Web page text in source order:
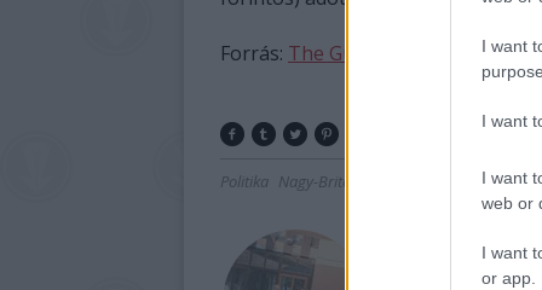
I want
I want
I want
web or
I want
or app.
Forrás: The Guardian
Politika Nagy-Britannia